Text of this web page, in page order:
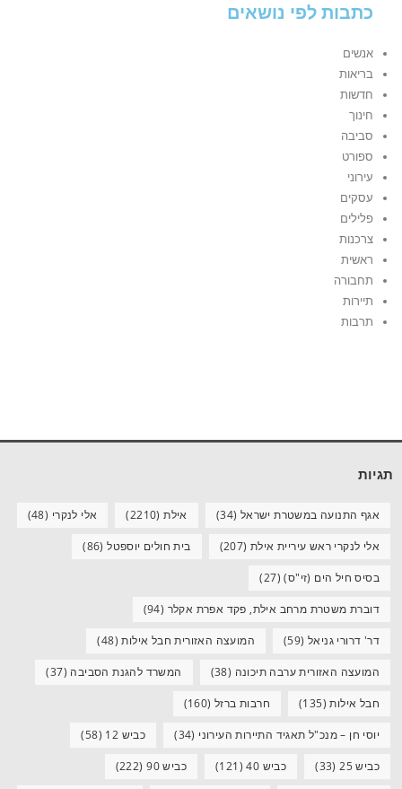
כתבות לפי נושאים
אנשים
בריאות
חדשות
חינוך
סביבה
ספורט
עירוני
עסקים
פלילים
צרכנות
ראשית
תחבורה
תיירות
תרבות
תגיות
אגף התנועה במשטרת ישראל (34) אילת(2210) אלי לנקרי (48)
אלי לנקרי ראש עיריית אילת (207) בית חולים יוספטל(86)
בסיס חיל הים (זי"ס)(27)
דוברת משטרת מרחב אילת, פקד אפרת אקלר (94)
דר' דרורי גניאל (59) המועצה האזורית חבל אילות(48)
המועצה האזורית ערבה תיכונה (38) המשרד להגנת הסביבה (37)
חבל אילות(135) חרבות ברזל (160)
יוסי חן – מנכ"ל תאגיד התיירות העירוני (34) כביש 12 (58)
כביש 25 (33) כביש 40 (121) כביש 90 (222)